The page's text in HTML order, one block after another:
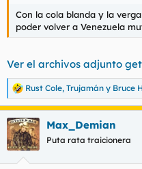
Con la cola blanda y la
poder volver a Venezuela
Ver el archivos adjunto
R
e
a
c
c
i
Rust Cole, Trujamán y Bruce
Max_Demian
Puta rata traicionera